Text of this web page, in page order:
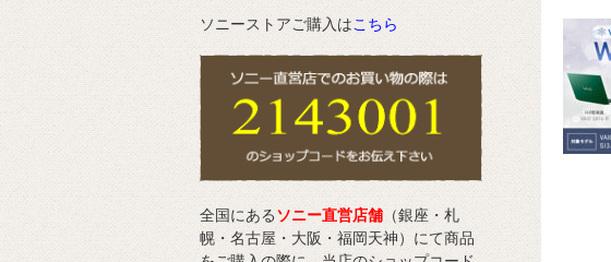
ソニーストアご購入はこちら
全国にあるソニー直営店舗 （銀座・札
幌・名古屋・大阪・福岡天神）にて商品